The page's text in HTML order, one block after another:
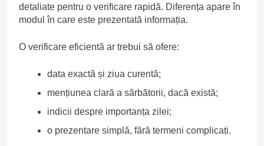
detaliate pentru o verificare rapidă. Diferența apare în
modul în care este prezentată informația.
O verificare eficientă ar trebui să ofere:
data exactă și ziua curentă;
mențiunea clară a sărbătorii, dacă există;
indicii despre importanța zilei;
o prezentare simplă, fără termeni complicați.